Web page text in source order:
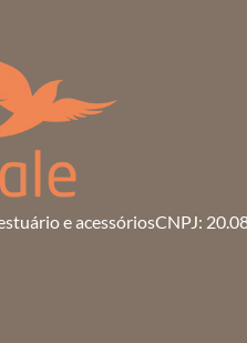
e acessóriosCNPJ: